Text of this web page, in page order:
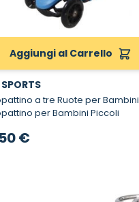
Aggiungi al Carrello
a tre Ruote per Bambini -
per Bambini Piccoli
€